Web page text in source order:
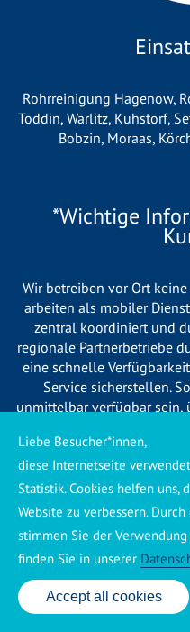
Rohrreinigung Hagenow,
Toddin, Warlitz, Kuhstorf,
Bobzin, Moraas,
*Wichtige
Wir betreiben vor Ort
arbeiten als mobiler
zentral koordiniert und
regionale Partnerbetriebe
eine schnelle
Service sicherstellen.
unmittelbar verfügbar sein,
verpflichtet, Sie vor Beginn
voraussichtlichen Kosten
Preise
Käuferschutz ansehen|
24 Std.
Accept all cookies
Liebe Besucher*innen,
diese Internetseite
Statistik. Cookies helfen
Website zu verbessern.
stimmen Sie der
finden Sie in unserer